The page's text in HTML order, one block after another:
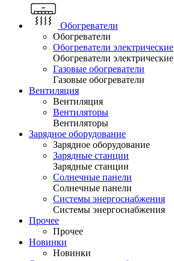
Обогреватели
Обогреватели
Обогреватели электрические
Обогреватели электрические
Газовые обогреватели
Газовые обогреватели
Вентиляция
Вентиляция
Вентиляторы
Вентиляторы
Зарядное оборудование
Зарядное оборудование
Зарядные станции
Зарядные станции
Солнечные панели
Солнечные панели
Системы энергоснабжения
Системы энергоснабжения
Прочее
Прочее
Новинки
Новинки